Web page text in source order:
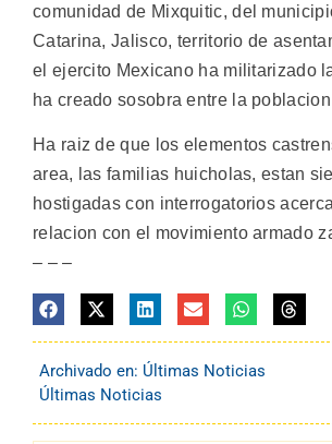
comunidad de Mixquitic, del
Catarina, Jalisco, territorio de
el ejercito Mexicano ha militarizado
ha creado sosobra entre la
Ha raiz de que los elementos
area, las familias huicholas, estan
hostigadas con interrogatorios
relacion con el movimiento armado
– – –
Archivado en: Últimas Noticias
Últimas Noticias